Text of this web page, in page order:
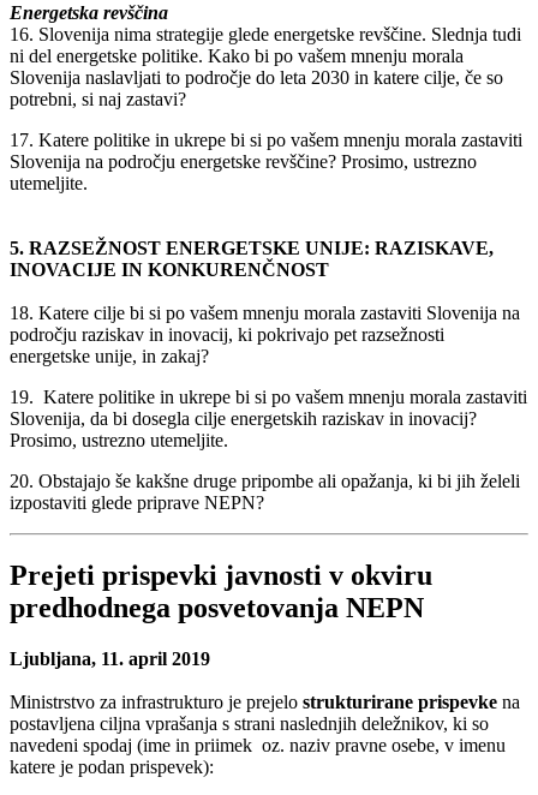
Energetska revščina
16. Slovenija nima strategije glede energetske revščine. Slednja tudi
ni del energetske politike. Kako bi po vašem mnenju morala
Slovenija naslavljati to področje do leta 2030 in katere cilje, če so
potrebni, si naj zastavi?
17. Katere politike in ukrepe bi si po vašem mnenju morala zastaviti
Slovenija na področju energetske revščine? Prosimo, ustrezno
utemeljite.
5. RAZSEŽNOST ENERGETSKE UNIJE: RAZISKAVE,
INOVACIJE IN KONKURENČNOST
18. Katere cilje bi si po vašem mnenju morala zastaviti Slovenija na
področju raziskav in inovacij, ki pokrivajo pet razsežnosti
energetske unije, in zakaj?
19. Katere politike in ukrepe bi si po vašem mnenju morala zastaviti
Slovenija, da bi dosegla cilje energetskih raziskav in inovacij?
Prosimo, ustrezno utemeljite.
20. Obstajajo še kakšne druge pripombe ali opažanja, ki bi jih želeli
izpostaviti glede priprave NEPN?
Prejeti prispevki javnosti v okviru
predhodnega posvetovanja NEPN
Ljubljana, 11. april 2019
Ministrstvo za infrastrukturo je prejelo strukturirane prispevke na
postavljena ciljna vprašanja s strani naslednjih deležnikov, ki so
navedeni spodaj (ime in priimek oz. naziv pravne osebe, v imenu
katere je podan prispevek):